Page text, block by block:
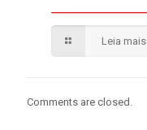
Leia mais
Comments are closed.